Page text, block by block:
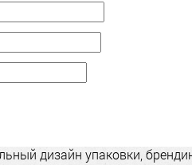
дизайн упаковки,